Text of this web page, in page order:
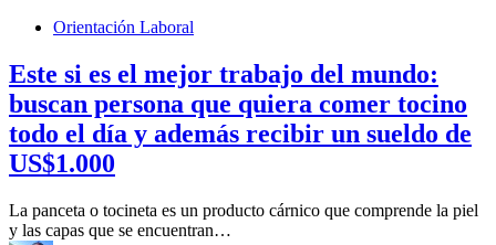
Orientación Laboral
Este si es el mejor trabajo del mundo:
buscan persona que quiera comer tocino
todo el día y además recibir un sueldo de
US$1.000
La panceta o tocineta es un producto cárnico que comprende la piel
y las capas que se encuentran…